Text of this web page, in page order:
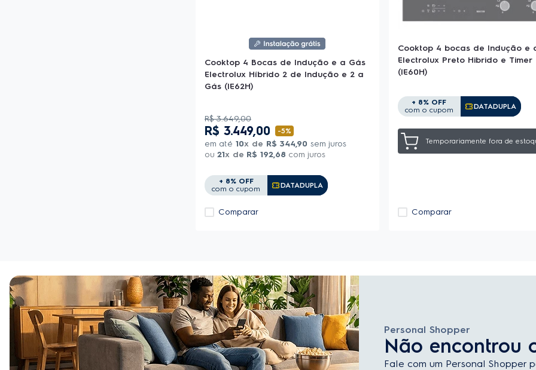
Cooktop 4 Bocas de Indução e a Gás
Electrolux Híbrido 2 de Indução e 2 a
Gás (IE62H)
R$ 3.649,00
R$ 3.449,00 -5%
em até 10x de R$ 344,90 sem juros
ou 21x de R$ 192,68 com juros
+ 8% OFF
com o cupom
DATADUPLA
Copiar Cupom
Comparar
Cooktop 4 bocas de Indução e
Electrolux Preto Hibrido e Timer
(IE60H)
+ 8% OFF
com o cupom
DATADUPLA
Copiar Cupom
Temporariamente fora de
Comparar
Personal Shopper
Não encontrou
Fale com um Personal Shopper